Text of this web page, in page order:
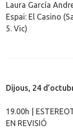
Laura García
Espai: El Casino
5. Vic)
Dijous, 24
19.00h |
EN REVISIÓ